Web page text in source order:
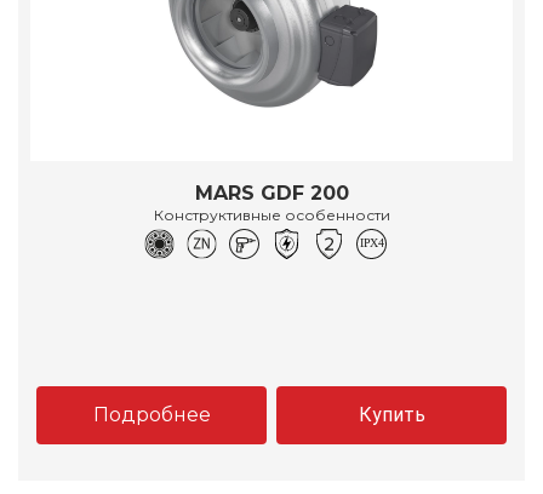
MARS GDF 200
Конструктивные особенности
Подробнее Купить